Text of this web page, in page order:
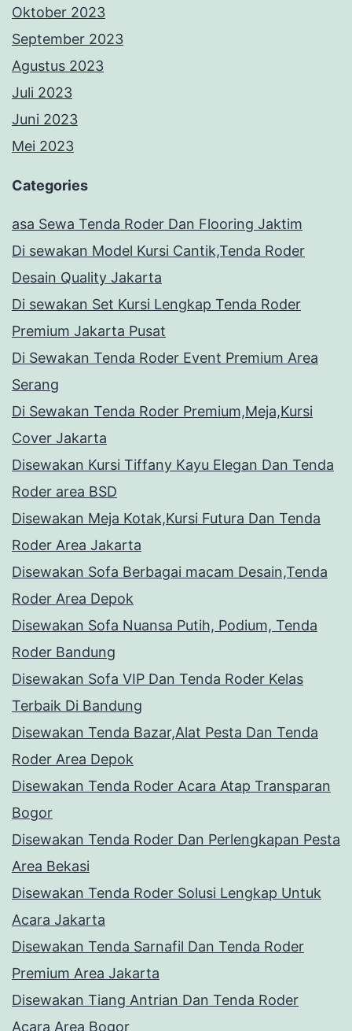
Oktober 2023
September 2023
Agustus 2023
Juli 2023
Juni 2023
Mei 2023
Categories
asa Sewa Tenda Roder Dan Flooring Jaktim
Di sewakan Model Kursi Cantik,Tenda Roder
Desain Quality Jakarta
Di sewakan Set Kursi Lengkap Tenda Roder
Premium Jakarta Pusat
Di Sewakan Tenda Roder Event Premium Area
Serang
Di Sewakan Tenda Roder Premium,Meja,Kursi
Cover Jakarta
Disewakan Kursi Tiffany Kayu Elegan Dan Tenda
Roder area BSD
Disewakan Meja Kotak,Kursi Futura Dan Tenda
Roder Area Jakarta
Disewakan Sofa Berbagai macam Desain,Tenda
Roder Area Depok
Disewakan Sofa Nuansa Putih, Podium, Tenda
Roder Bandung
Disewakan Sofa VIP Dan Tenda Roder Kelas
Terbaik Di Bandung
Disewakan Tenda Bazar,Alat Pesta Dan Tenda
Roder Area Depok
Disewakan Tenda Roder Acara Atap Transparan
Bogor
Disewakan Tenda Roder Dan Perlengkapan Pesta
Area Bekasi
Disewakan Tenda Roder Solusi Lengkap Untuk
Acara Jakarta
Disewakan Tenda Sarnafil Dan Tenda Roder
Premium Area Jakarta
Disewakan Tiang Antrian Dan Tenda Roder
Acara Area Bogor